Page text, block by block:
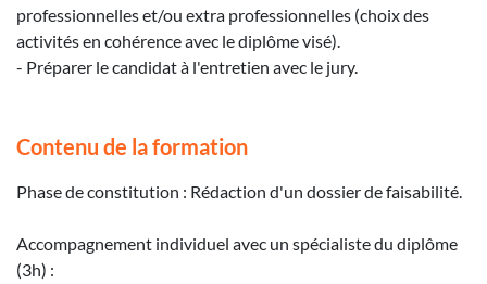
professionnelles et/ou extra professionnelles (choix des
activités en cohérence avec le diplôme visé).
- Préparer le candidat à l'entretien avec le jury.
Contenu de la formation
Phase de constitution : Rédaction d'un dossier de faisabilité.
Accompagnement individuel avec un spécialiste du diplôme
(3h) :